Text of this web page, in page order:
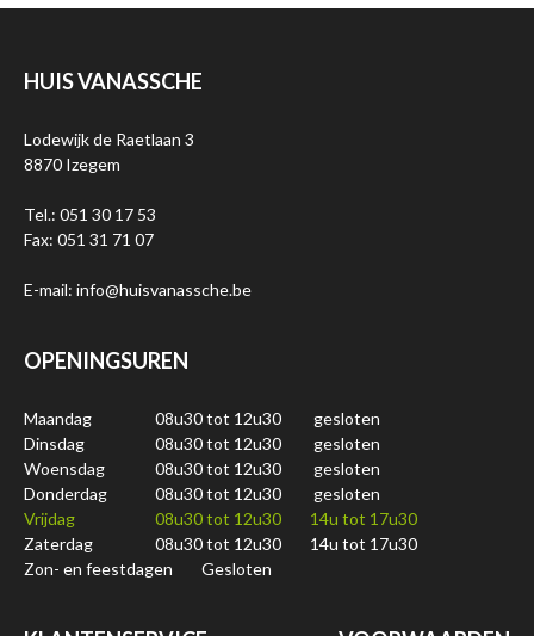
HUIS VANASSCHE
Lodewijk de Raetlaan 3
8870 Izegem
Tel.: 051 30 17 53
Fax: 051 31 71 07
E-mail: info@huisvanassche.be
OPENINGSUREN
Maandag 08u30 tot 12u30
gesloten
Dinsdag
08u30 tot 12u30
gesloten
Woensdag
08u30 tot 12u30
gesloten
Donderdag
08u30 tot 12u30
gesloten
Vrijdag
08u30 tot 12u30
14u tot 17u30
Zaterdag
08u30 tot 12u30
14u tot 17u30
Zon- en feestdagen
Gesloten